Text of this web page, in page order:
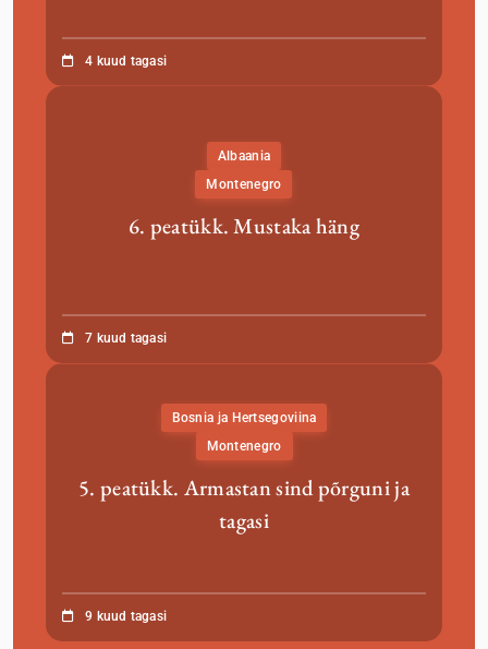
4 kuud tagasi
Albaania
Montenegro
6. peatükk. Mustaka häng
7 kuud tagasi
Bosnia ja Hertsegoviina
Montenegro
5. peatükk. Armastan sind põrguni ja
tagasi
9 kuud tagasi